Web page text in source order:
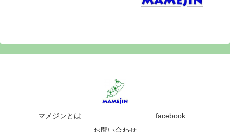
マメジンとは
facebook